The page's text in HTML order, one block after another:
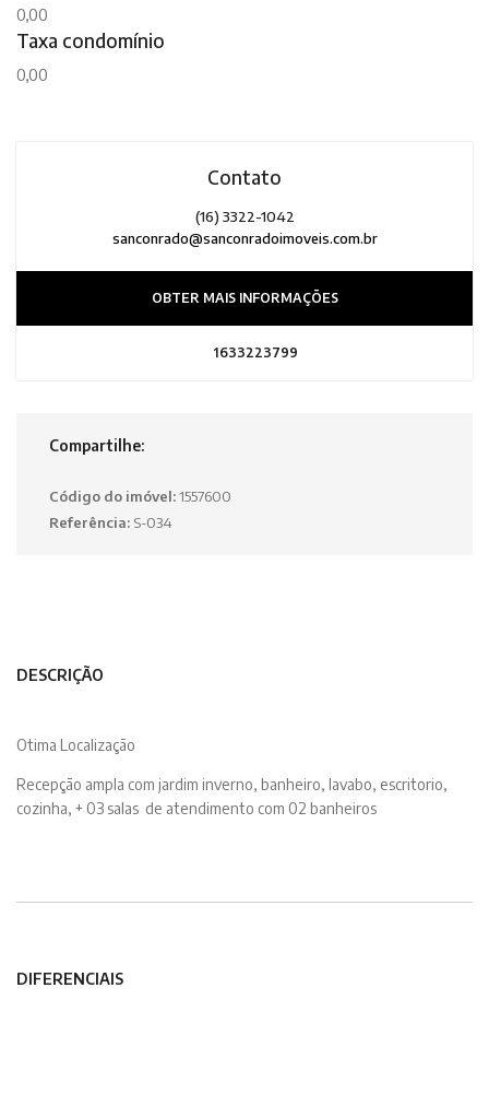
0,00
Taxa condomínio
0,00
Contato
(16) 3322-1042
sanconrado@sanconradoimoveis.com.br
OBTER MAIS INFORMAÇÕES
1633223799
Compartilhe:
Código do imóvel:1557600
Referência: S-034
DESCRIÇÃO
Otima Localização
Recepção ampla com jardim inverno, banheiro, lavabo, escritorio,
cozinha, + 03 salas de atendimento com 02 banheiros
DIFERENCIAIS